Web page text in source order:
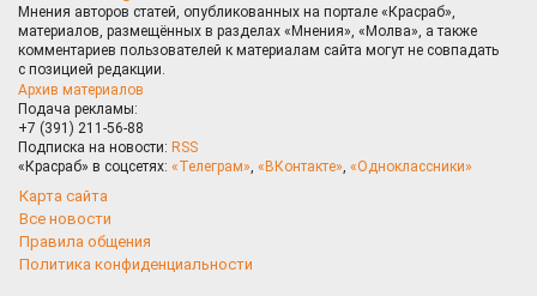
Мнения авторов статей, опубликованных на портале «Красраб»,
материалов, размещённых в разделах «Мнения», «Молва», а также
комментариев пользователей к материалам сайта могут не совпадать
с позицией редакции.
Архив материалов
Подача рекламы:
+7 (391) 211-56-88
Подписка на новости: RSS
«Красраб» в соцсетях: «Телеграм», «ВКонтакте», «Одноклассники»
Карта сайта
Все новости
Правила общения
Политика конфиденциальности